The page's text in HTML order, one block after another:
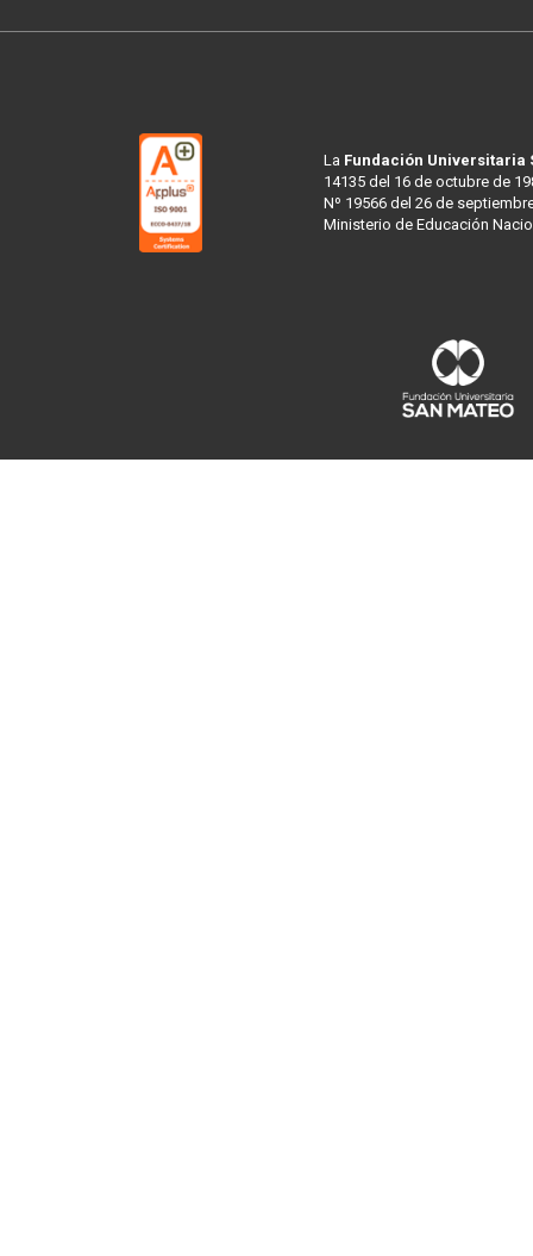
La Fundación Universitaria
14135 del 16 de octubre de
Nº 19566 del 26 de
Ministerio de Educación